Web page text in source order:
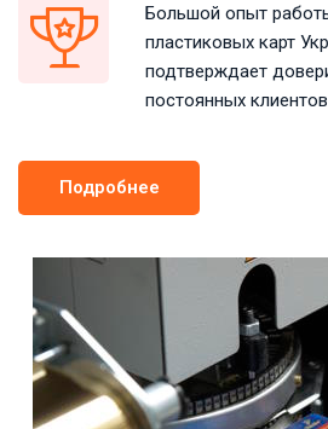
Большой опыт
пластиковых карт
подтверждает
постоянных клиентов.
Подробнее